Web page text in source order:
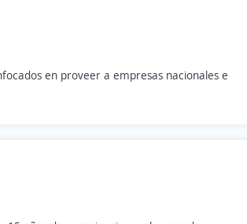
en proveer a empresas nacionales e